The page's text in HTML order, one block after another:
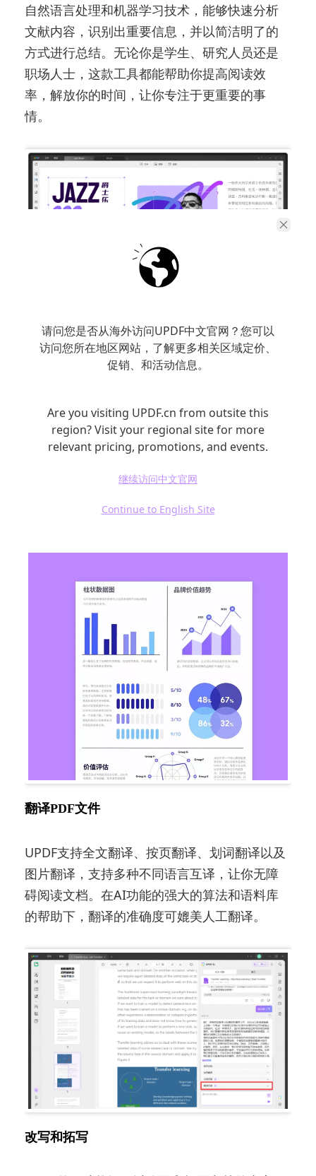
请问您是否从海外访问UPDF中文官网？您可以
访问您所在地区网站，了解更多相关区域定价、
促销、和活动信息。
Are you visiting UPDF.cn from outsite this
region? Visit your regional site for more
relevant pricing, promotions, and events.
继续访问中文官网
Continue to English Site
自然语言处理和机器学习技术，能够快速分析
文献内容，识别出重要信息，并以简洁明了的
方式进行总结。无论你是学生、研究人员还是
职场人士，这款工具都能帮助你提高阅读效
率，解放你的时间，让你专注于更重要的事
情。
总结PDF文献内容
字、引文，帮助您更好地理解文章。可总结全
文，或者选择总结某几个指定页面，甚至是总
息，快速将图表中复杂的信息短时间内总结、
翻译PDF文件
UPDF支持全文翻译、按页翻译、划词翻译以及
图片翻译，支持多种不同语言互译，让你无障
碍阅读文档。在AI功能的强大的算法和语料库
的帮助下，翻译的准确度可媲美人工翻译。
改写和拓写